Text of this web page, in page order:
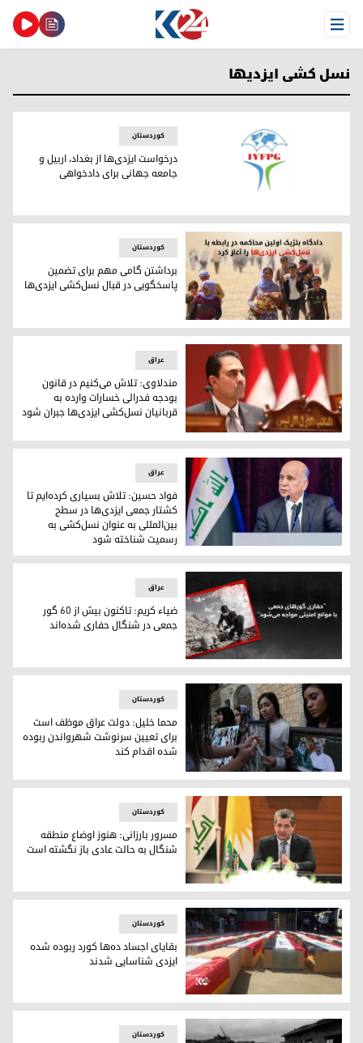
Open Menu
نسل کشی ایزدیها
درخواست ایزدی‌ها از بغداد، اربیل و جامعه جهانی برای
کوردستان
درخواست ایزدی‌ها از بغداد، اربیل و
جامعه جهانی برای دادخواهی
برداشتن گامی مهم برای تضمین پاسخگویی در قبال نسل‌کشی
کوردستان
برداشتن گامی مهم برای تضمین
پاسخگویی در قبال نسل‌کشی ایزدی‌ها
محسن مندلاوی، معاون اول رئیس مجلس نمایندگان عراق
عراق
مندلاوی: تلاش می‌کنیم در قانون
بودجه فدرالی خسارات وارده به
قربانیان نسل‌کشی ایزدی‌ها جبران شود
فواد حسین، معاون نخست‌وزیر و وزیر خارجه عراق
عراق
فواد حسین: تلاش بسیاری کرده‌ایم تا
کشتار جمعی ایزدی‌ها در سطح
بین‌المللی به عنوان نسل‌کشی به
رسمیت شناخته شود
ضیاء کریم: تاکنون بیش از ۶۰ گور جمعی در شنگال حفاری شده‌اند
عراق
ضیاء کریم: تاکنون بیش از ۶۰ گور
جمعی در شنگال حفاری شده‌اند
ایزدیها تصاویر قربانیان نسل‌کشی توسط داعش را نشان
کوردستان
محما خلیل: دولت عراق موظف است
برای تعیین سرنوشت شهرواندن ربوده
شده اقدام کند
مسرور بارزانی، نخست وزیر اقلیم کوردستان
کوردستان
مسرور بارزانی: هنوز اوضاع منطقه
شنگال به حالت عادی باز نگشته است
عکس؛ کوردستان٢٤
کوردستان
بقایای اجساد ده‌ها کورد ربوده شده
ایزدی شناسایی شدند
کوردستان